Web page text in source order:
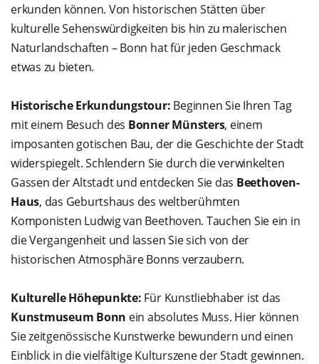
erkunden können. Von historischen Stätten über
kulturelle Sehenswürdigkeiten bis hin zu malerischen
Naturlandschaften – Bonn hat für jeden Geschmack
etwas zu bieten.
Historische Erkundungstour: Beginnen Sie Ihren Tag
mit einem Besuch des Bonner Münsters, einem
imposanten gotischen Bau, der die Geschichte der Stadt
widerspiegelt. Schlendern Sie durch die verwinkelten
Gassen der Altstadt und entdecken Sie das Beethoven-
Haus, das Geburtshaus des weltberühmten
Komponisten Ludwig van Beethoven. Tauchen Sie ein in
die Vergangenheit und lassen Sie sich von der
historischen Atmosphäre Bonns verzaubern.
Kulturelle Höhepunkte: Für Kunstliebhaber ist das
Kunstmuseum Bonn ein absolutes Muss. Hier können
Sie zeitgenössische Kunstwerke bewundern und einen
Einblick in die vielfältige Kulturszene der Stadt gewinnen.